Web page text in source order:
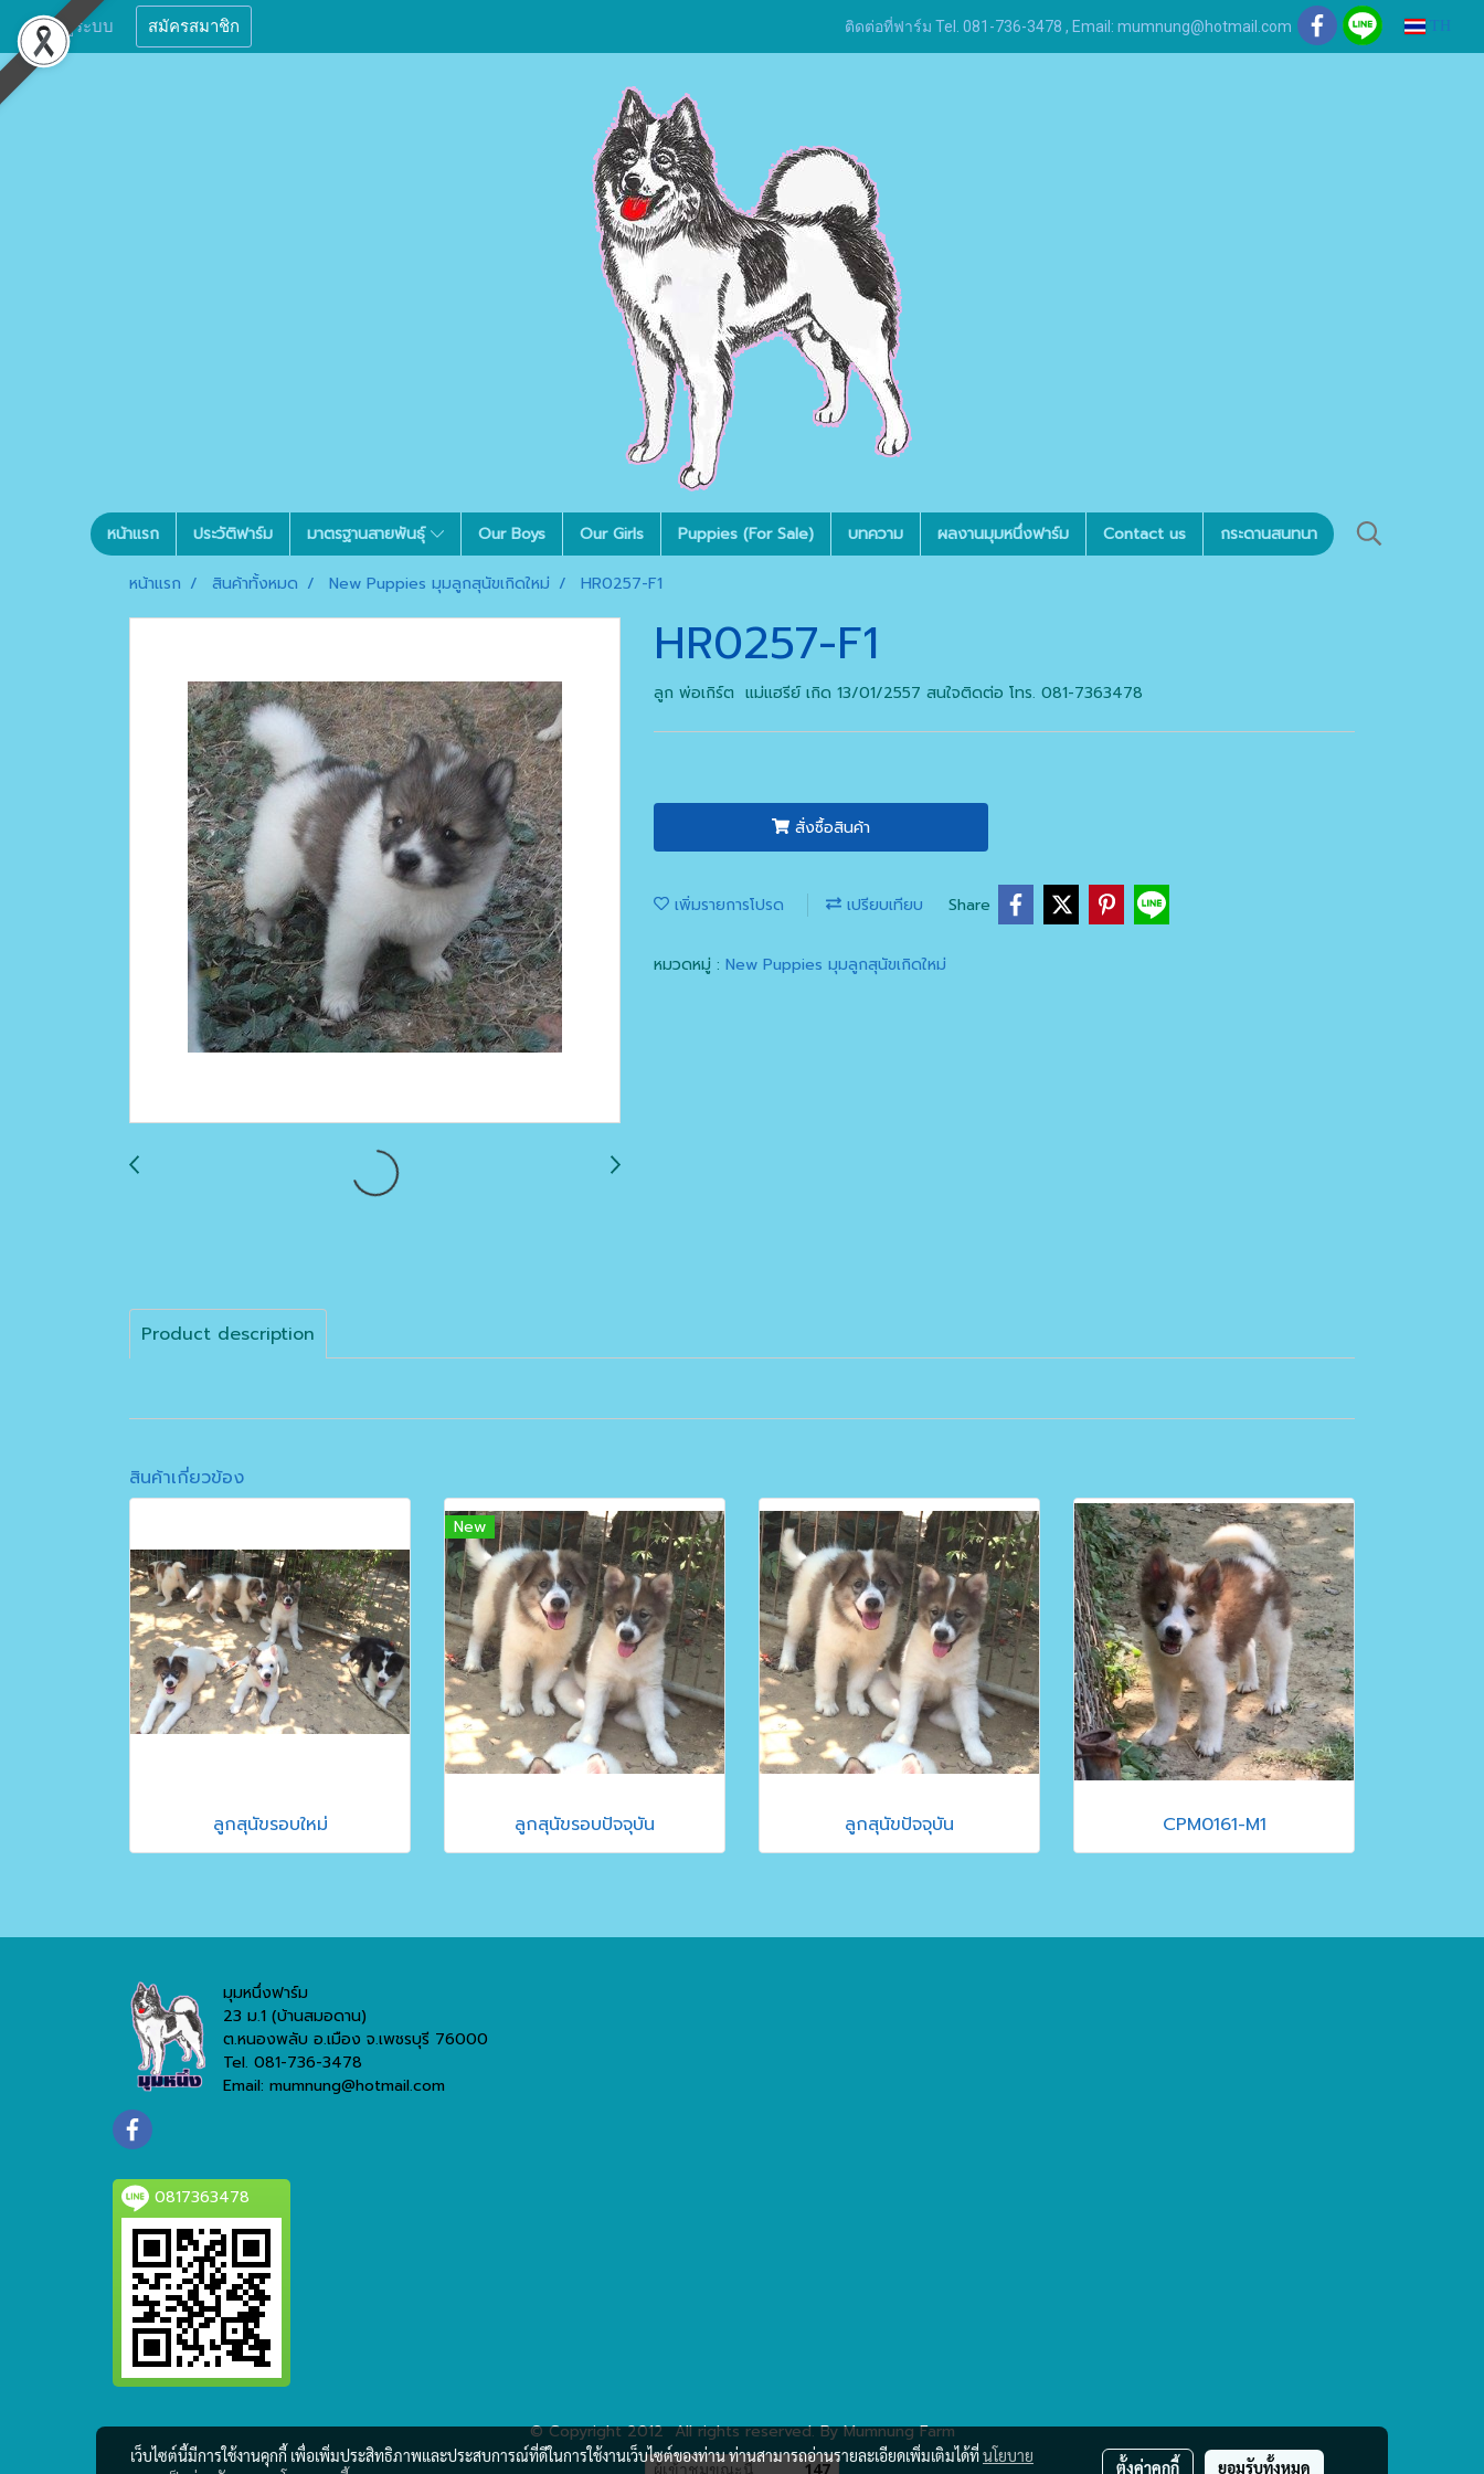
เข้าสู่ระบบ สมัครสมาชิก ติดต่อที่ฟาร์ม Tel. 081-736-3478 , Email: mumnung@hotmail.com TH
หน้าแรก ประวัติฟาร์ม มาตรฐานสายพันธุ์ Our Boys Our Girls Puppies (For Sale) บทความ ผลงานมุมหนึ่งฟาร์ม Contact us กระดานสนทนา
หน้าแรก สินค้าทั้งหมด New Puppies มุมลูกสุนัขเกิดใหม่ HR0257-F1
HR0257-F1
ลูก พ่อเกิร์ต แม่แฮรีย์ เกิด 13/01/2557 สนใจติดต่อ โทร. 081-7363478
สั่งซื้อสินค้า
เพิ่มรายการโปรด เปรียบเทียบ Share
หมวดหมู่ : New Puppies มุมลูกสุนัขเกิดใหม่
Product description
สินค้าเกี่ยวข้อง
ลูกสุนัขรอบใหม่
New
ลูกสุนัขรอบปัจจุบัน ลูกสุนัขปัจจุบัน CPM0161-M1
มุมหนึ่งฟาร์ม
23 ม.1 (บ้านสมอดาน)
ต.หนองพลับ อ.เมือง จ.เพชรบุรี 76000
Tel. 081-736-3478
Email: mumnung@hotmail.com
0817363478
© Copyright 2012 All rights reserved. By Mumnung Farm
ผู้เข้าชมขณะนี้ 147
เว็บไซต์นี้มีการใช้งานคุกกี้ เพื่อเพิ่มประสิทธิภาพและประสบการณ์ที่ดีในการใช้งานเว็บไซต์ของท่าน ท่านสามารถอ่านรายละเอียดเพิ่มเติมได้ที่นโยบาย
ตั้งค่าคุกกี้ ยอมรับทั้งหมด